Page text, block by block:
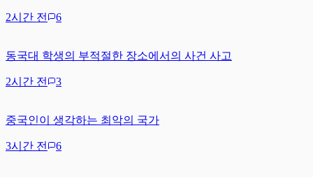
2시간 전 6
동국대 학생의 부적절한 장소에서의 사건 사고
2시간 전 3
중국인이 생각하는 최악의 국가
3시간 전 6